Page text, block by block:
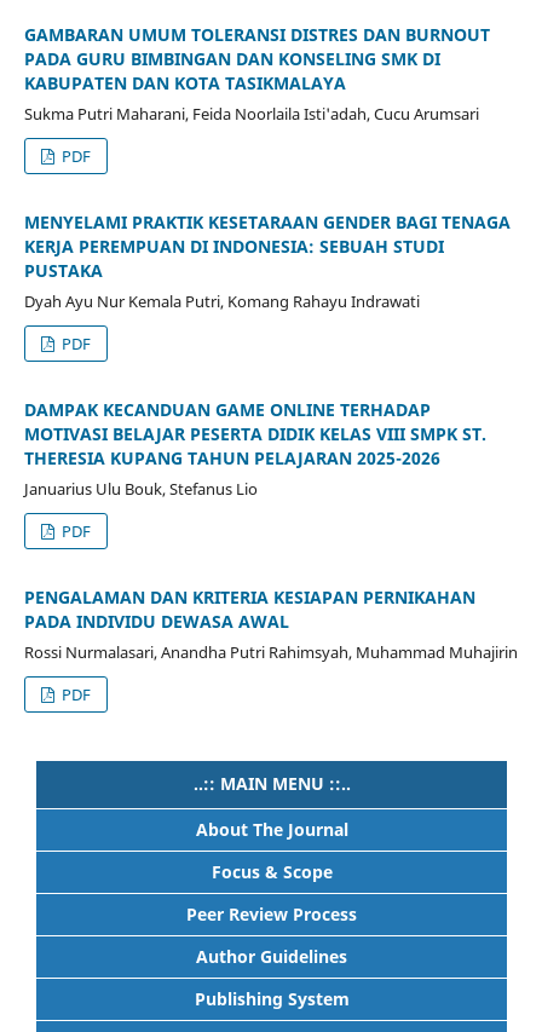
GAMBARAN UMUM TOLERANSI DISTRES DAN BURNOUT
PADA GURU BIMBINGAN DAN KONSELING SMK DI
KABUPATEN DAN KOTA TASIKMALAYA
Sukma Putri Maharani, Feida Noorlaila Isti'adah, Cucu Arumsari
PDF
MENYELAMI PRAKTIK KESETARAAN GENDER BAGI TENAGA
KERJA PEREMPUAN DI INDONESIA: SEBUAH STUDI
PUSTAKA
Dyah Ayu Nur Kemala Putri, Komang Rahayu Indrawati
PDF
DAMPAK KECANDUAN GAME ONLINE TERHADAP
MOTIVASI BELAJAR PESERTA DIDIK KELAS VIII SMPK ST.
THERESIA KUPANG TAHUN PELAJARAN 2025-2026
Januarius Ulu Bouk, Stefanus Lio
PDF
PENGALAMAN DAN KRITERIA KESIAPAN PERNIKAHAN
PADA INDIVIDU DEWASA AWAL
Rossi Nurmalasari, Anandha Putri Rahimsyah, Muhammad Muhajirin
PDF
..:: MAIN MENU ::..
About The Journal
Focus & Scope
Peer Review Process
Author Guidelines
Publishing System